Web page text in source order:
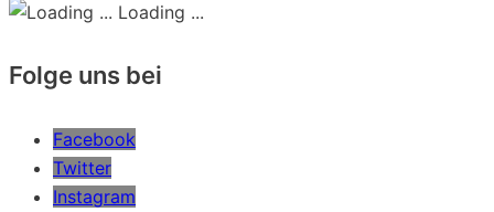
Loading ...
Folge uns bei
Facebook
Twitter
Instagram